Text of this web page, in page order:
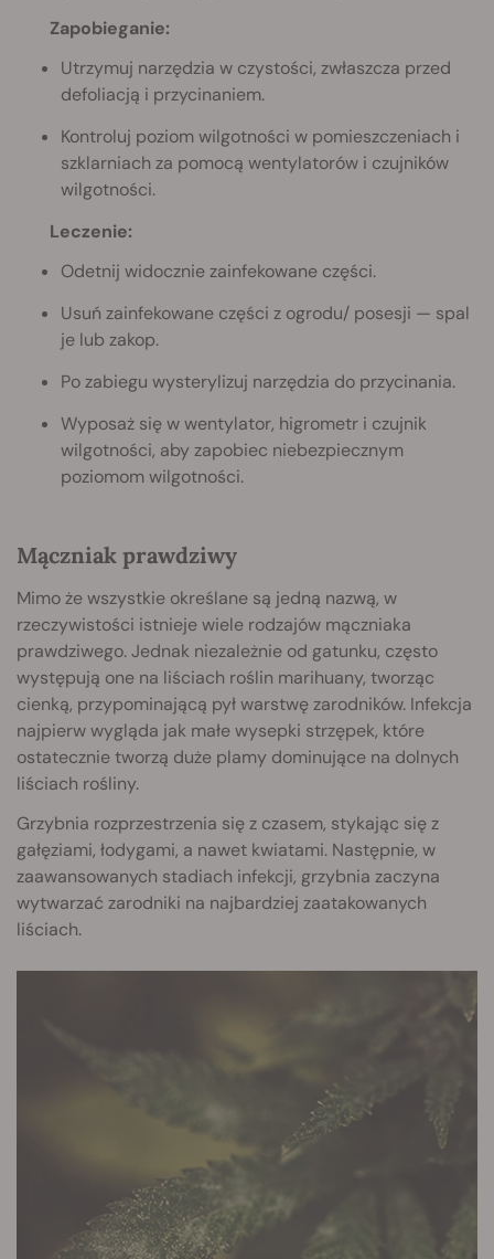
Zapobieganie:
Utrzymuj narzędzia w czystości, zwłaszcza przed
defoliacją i przycinaniem.
Kontroluj poziom wilgotności w pomieszczeniach i
szklarniach za pomocą wentylatorów i czujników
wilgotności.
Leczenie:
Odetnij widocznie zainfekowane części.
Usuń zainfekowane części z ogrodu/ posesji — spal
je lub zakop.
Po zabiegu wysterylizuj narzędzia do przycinania.
Wyposaż się w wentylator, higrometr i czujnik
wilgotności, aby zapobiec niebezpiecznym
poziomom wilgotności.
Mączniak prawdziwy
Mimo że wszystkie określane są jedną nazwą, w
rzeczywistości istnieje wiele rodzajów mączniaka
prawdziwego. Jednak niezależnie od gatunku, często
występują one na liściach roślin marihuany, tworząc
cienką, przypominającą pył warstwę zarodników. Infekcja
najpierw wygląda jak małe wysepki strzępek, które
ostatecznie tworzą duże plamy dominujące na dolnych
liściach rośliny.
Grzybnia rozprzestrzenia się z czasem, stykając się z
gałęziami, łodygami, a nawet kwiatami. Następnie, w
zaawansowanych stadiach infekcji, grzybnia zaczyna
wytwarzać zarodniki na najbardziej zaatakowanych
liściach.